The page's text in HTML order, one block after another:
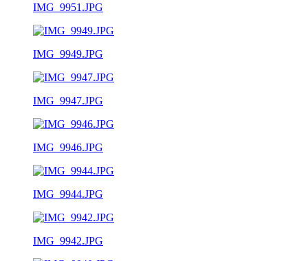
IMG_9951.JPG
IMG_9949.JPG
IMG_9947.JPG
IMG_9946.JPG
IMG_9944.JPG
IMG_9942.JPG